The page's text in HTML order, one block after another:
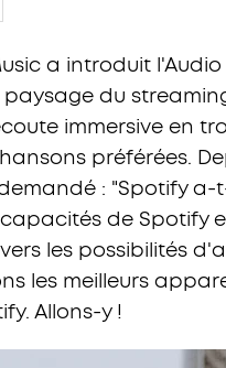
a introduit l'Audio
du
immersive en
préférées.
: "Spotify a-
de Spotify
les possibilités
les meilleurs
Allons-y !